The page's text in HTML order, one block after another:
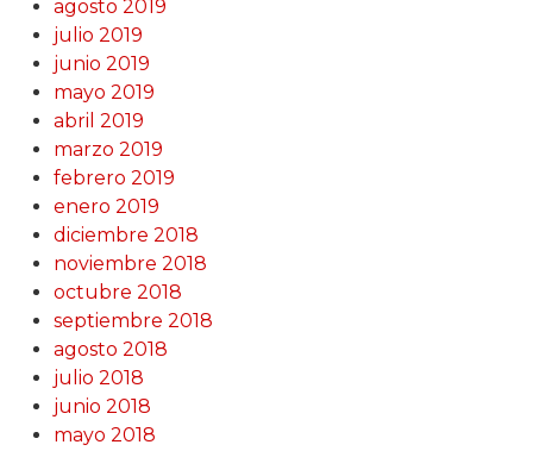
agosto 2019
julio 2019
junio 2019
mayo 2019
abril 2019
marzo 2019
febrero 2019
enero 2019
diciembre 2018
noviembre 2018
octubre 2018
septiembre 2018
agosto 2018
julio 2018
junio 2018
mayo 2018